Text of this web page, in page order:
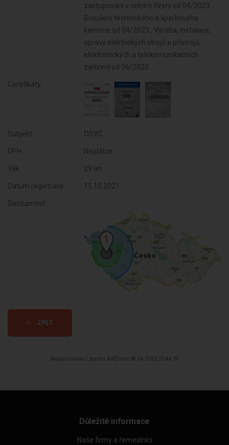
Certifikáty:
Subjekt: OSVČ
DPH: Neplátce
Věk: 29 let
Datum registrace: 15.10.2021
Dostupnost:
ZPĚT
Aktualizováno z portálu ARES dne 08.04.2025 20:44:09
Důležité informace
Naše firmy a řemeslníci